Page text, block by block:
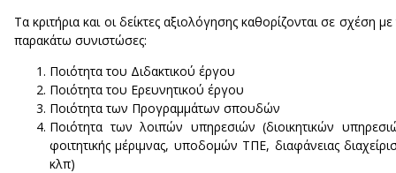
Τα κριτήρια και οι δείκτες αξιολόγησης καθορίζονται σε σχέση με
παρακάτω συνιστώσες:
Ποιότητα του Διδακτικού έργου
Ποιότητα του Ερευνητικού έργου
Ποιότητα των Προγραμμάτων σπουδών
Ποιότητα των λοιπών υπηρεσιών (διοικητικών
φοιτητικής μέριμνας, υποδομών ΤΠΕ, διαφάνειας
κλπ)